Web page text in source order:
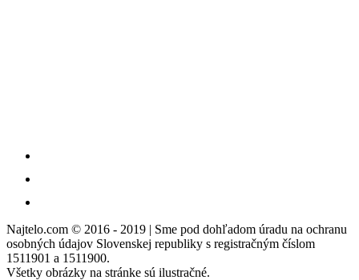
Najtelo.com © 2016 - 2019 | Sme pod dohľadom úradu na ochranu
osobných údajov Slovenskej republiky s registračným číslom
1511901 a 1511900.
Všetky obrázky na stránke sú ilustračné.